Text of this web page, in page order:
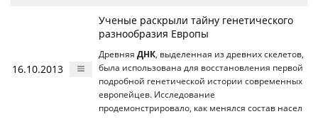
16.10.2013
Ученые раскрыли тайну генетического
разнообразия Европы
Древняя ДНК, выделенная из древних скелетов,
была использована для восстановления первой
подробной генетической истории современных
европейцев. Исследование
продемонстрировало, как менялся состав насел